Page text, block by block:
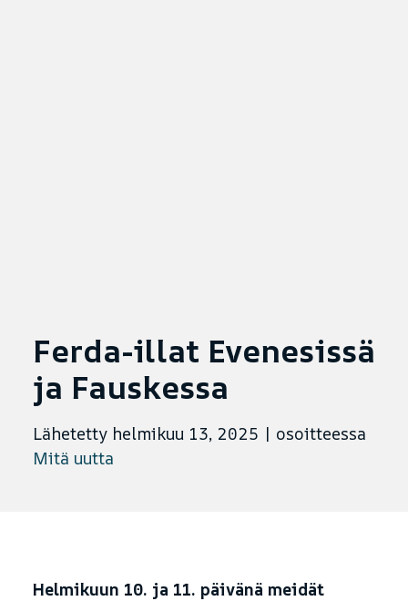
Ferda-illat Evenesissä
ja Fauskessa
Lähetetty helmikuu 13, 2025 | osoitteessa
Mitä uutta
Helmikuun 10. ja 11. päivänä meidät